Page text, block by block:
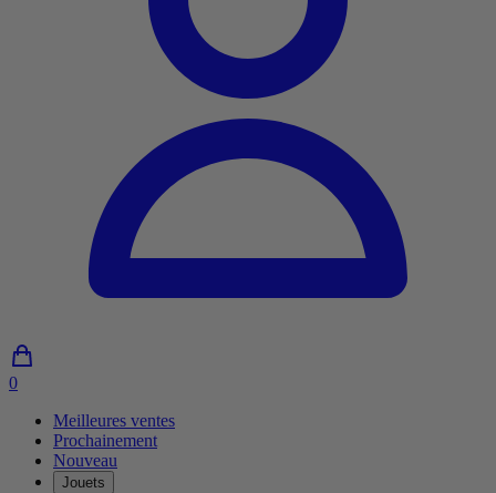
00
dans
panier
Meilleures ventes
Prochainement
Nouveau
Jouets